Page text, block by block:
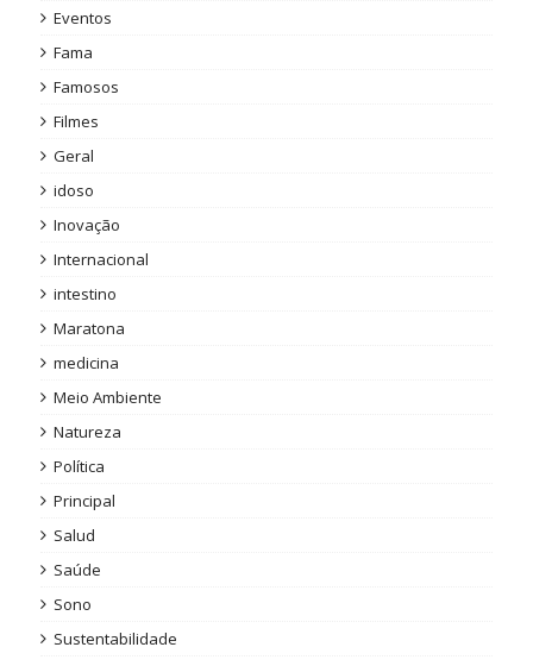
Eventos
Fama
Famosos
Filmes
Geral
idoso
Inovação
Internacional
intestino
Maratona
medicina
Meio Ambiente
Natureza
Política
Principal
Salud
Saúde
Sono
Sustentabilidade